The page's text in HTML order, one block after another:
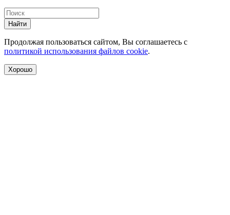
Найти
Продолжая пользоваться сайтом, Вы соглашаетесь с
политикой использования файлов cookie.
Хорошо